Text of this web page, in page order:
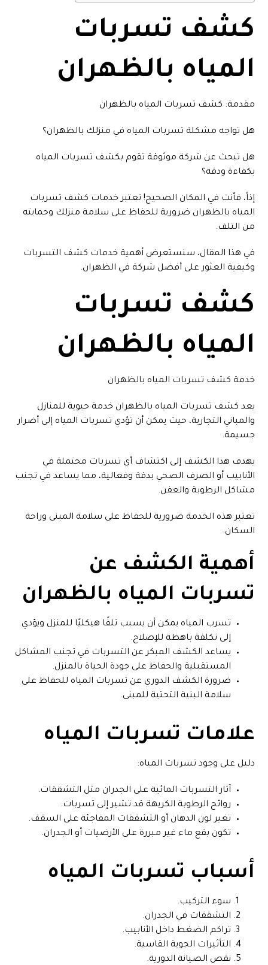
كشف تسربات
المياه بالظهران
مقدمة: كشف تسربات المياه بالظهران
هل تواجه مشكلة تسربات المياه في منزلك بالظهران؟
هل تبحث عن شركة موثوقة تقوم بكشف تسربات المياه
بكفاءة ودقة؟
إذاً، فأنت في المكان الصحيح! تعتبر خدمات كشف تسربات
المياه بالظهران ضرورية للحفاظ على سلامة منزلك وحمايته
من التلف.
في هذا المقال، سنستعرض أهمية خدمات كشف التسربات
وكيفية العثور على أفضل شركة في الظهران.
كشف تسربات
المياه بالظهران
خدمة كشف تسربات المياه بالظهران
يعد كشف تسربات المياه بالظهران خدمة حيوية للمنازل
والمباني التجارية، حيث يمكن أن تؤدي تسربات المياه إلى أضرار
جسيمة.
يهدف هذا الكشف إلى اكتشاف أي تسربات محتملة في
الأنابيب أو الصرف الصحي بدقة وفعالية، مما يساعد في تجنب
مشاكل الرطوبة والعفن.
تعتبر هذه الخدمة ضرورية للحفاظ على سلامة المبنى وراحة
السكان.
أهمية الكشف عن
تسربات المياه بالظهران
تسرب المياه يمكن أن يسبب تلفًا هيكليًا للمنزل ويؤدي
إلى تكلفة باهظة للإصلاح.
يساعد الكشف المبكر عن التسربات في تجنب المشاكل
المستقبلية والحفاظ على جودة الحياة بالمنزل.
ضرورة الكشف الدوري عن تسربات المياه للحفاظ على
سلامة البنية التحتية للمبنى.
علامات تسربات المياه
دليل على وجود تسربات المياه:
آثار التسربات المائية على الجدران مثل التشققات.
روائح الرطوبة الكريهة قد تشير إلى تسربات.
تغير لون الدهان أو التشققات المفاجئة على السقف.
تكون بقع ماء غير مبررة على الأرضيات أو الجدران.
أسباب تسربات المياه
سوء التركيب.
التشققات في الجدران.
تراكم الضغط داخل الأنابيب.
التأثيرات الجوية القاسية.
نقص الصيانة الدورية.